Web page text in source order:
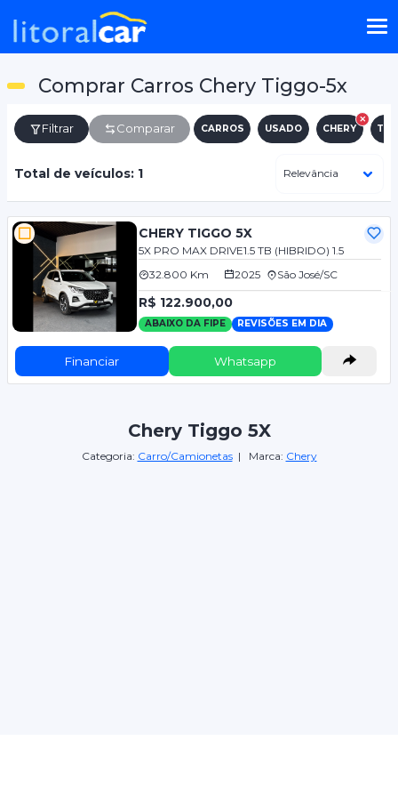
Comprar Carros Chery Tiggo-5x
Filtrar Comparar CARROS USADO CHERY
Total de veículos: 1
CHERY TIGGO 5X
5X PRO MAX DRIVE1.5 TB (HIBRIDO) 1.5
32.800 Km
2025 São José/SC
R$ 122.900,00
ABAIXO DA FIPE REVISÕES EM DIA
Financiar Whatsapp
Chery Tiggo 5X
Categoria: Carro/Camionetas| Marca: Chery